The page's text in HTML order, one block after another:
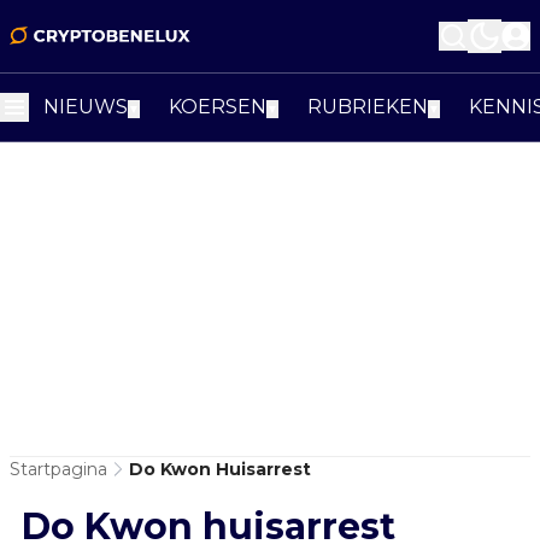
NIEUWS KOERSEN RUBRIEKEN
Startpagina Do Kwon Huisarrest
Do Kwon huisarrest